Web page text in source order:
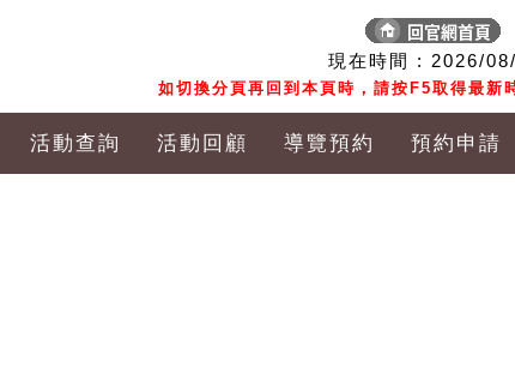
現在時間 : 2026/
如切換分頁再回到本頁時，請按F5取得最新
活動查詢 活動回顧 導覽預約 預約申請